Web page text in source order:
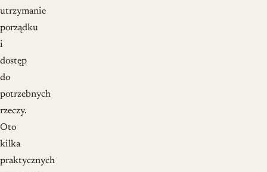
utrzymanie
porządku
i
dostęp
do
potrzebnych
rzeczy.
Oto
kilka
praktycznych